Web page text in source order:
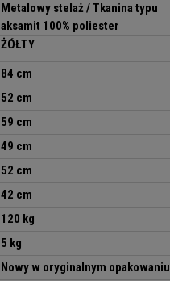
Metalowy stelaż / Tkanina typu
aksamit 100% poliester
ŻÓŁTY
84 cm
52 cm
59 cm
49 cm
52 cm
42 cm
120 kg
5 kg
Nowy w oryginalnym opakowaniu